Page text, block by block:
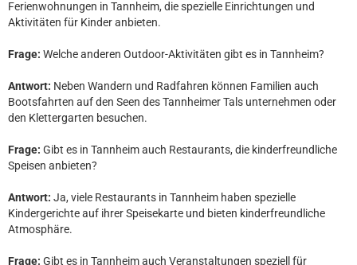
Ferienwohnungen in Tannheim, die spezielle Einrichtungen und
Aktivitäten für Kinder anbieten.
Frage: Welche anderen Outdoor-Aktivitäten gibt es in Tannheim?
Antwort: Neben Wandern und Radfahren können Familien auch
Bootsfahrten auf den Seen des Tannheimer Tals unternehmen oder
den Klettergarten besuchen.
Frage: Gibt es in Tannheim auch Restaurants, die kinderfreundliche
Speisen anbieten?
Antwort: Ja, viele Restaurants in Tannheim haben spezielle
Kindergerichte auf ihrer Speisekarte und bieten kinderfreundliche
Atmosphäre.
Frage: Gibt es in Tannheim auch Veranstaltungen speziell für